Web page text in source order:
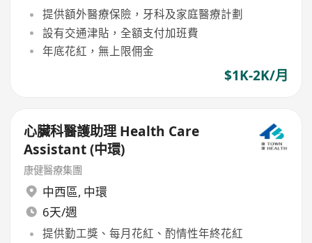
提供額外醫療保險，牙科及家庭醫療計劃
設有交通津貼，全額支付加班費
年底花紅，無上限佣金
$1K-2K/月
心臟科醫護助理 Health Care
Assistant (中環)
康健醫療集團
中西區, 中環
6天/週
提供勤工獎、每月花紅、酌情性年終花紅